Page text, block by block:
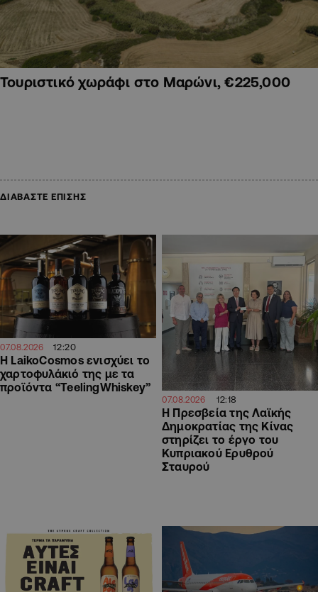
Τουριστικό χωράφι στο Μαρώνι, €225,000
ΔΙΑΒΑΣΤΕ ΕΠΙΣΗΣ
07.08.2026 12:20
Η LaikoCosmos ενισχύει το
χαρτοφυλάκιό της με τα
προϊόντα “TeelingWhiskey”
07.08.2026 12:18
Η Πρεσβεία της Λαϊκής
Δημοκρατίας της Κίνας
στηρίζει το έργο του
Κυπριακού Ερυθρού
Σταυρού